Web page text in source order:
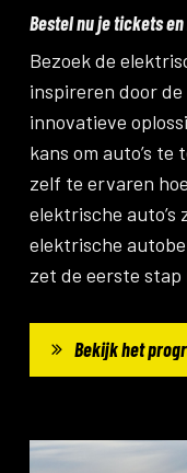
Bestel nu je tickets
Bezoek de
inspireren door
innovatieve
kans om auto’s te
zelf te ervaren
elektrische auto’s
elektrische
zet de eerste
Bekijk het